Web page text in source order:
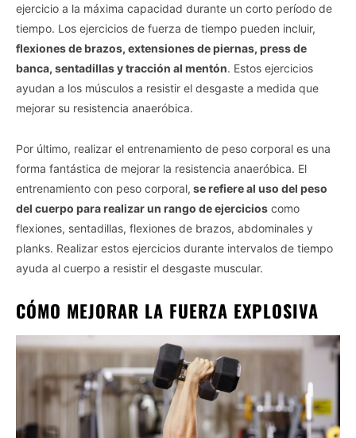
ejercicio a la máxima capacidad durante un corto período de
tiempo. Los ejercicios de fuerza de tiempo pueden incluir,
flexiones de brazos, extensiones de piernas, press de
banca, sentadillas y tracción al mentón. Estos ejercicios
ayudan a los músculos a resistir el desgaste a medida que
mejorar su resistencia anaeróbica.
Por último, realizar el entrenamiento de peso corporal es una
forma fantástica de mejorar la resistencia anaeróbica. El
entrenamiento con peso corporal, se refiere al uso del peso
del cuerpo para realizar un rango de ejercicios como
flexiones, sentadillas, flexiones de brazos, abdominales y
planks. Realizar estos ejercicios durante intervalos de tiempo
ayuda al cuerpo a resistir el desgaste muscular.
CÓMO MEJORAR LA FUERZA EXPLOSIVA